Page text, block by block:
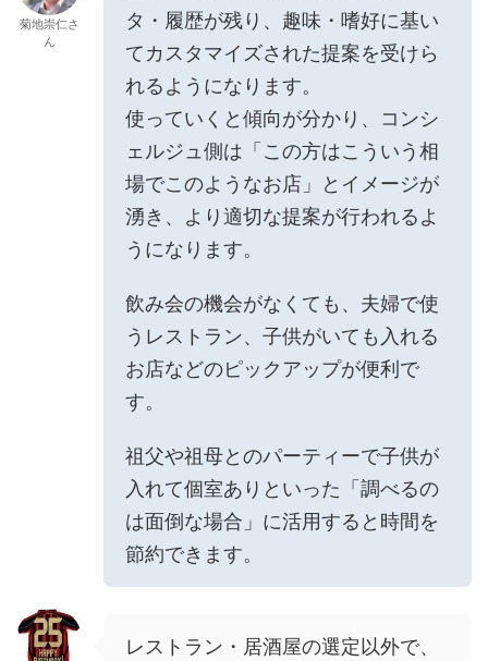
菊地崇仁さ
ん
タ・履歴が残り、趣味・嗜好に基い
てカスタマイズされた提案を受けら
れるようになります。
使っていくと傾向が分かり、コンシ
ェルジュ側は「この方はこういう相
場でこのようなお店」とイメージが
湧き、より適切な提案が行われるよ
うになります。
飲み会の機会がなくても、夫婦で使
うレストラン、子供がいても入れる
お店などのピックアップが便利で
す。
祖父や祖母とのパーティーで子供が
入れて個室ありといった「調べるの
は面倒な場合」に活用すると時間を
節約できます。
レストラン・居酒屋の選定以外で、